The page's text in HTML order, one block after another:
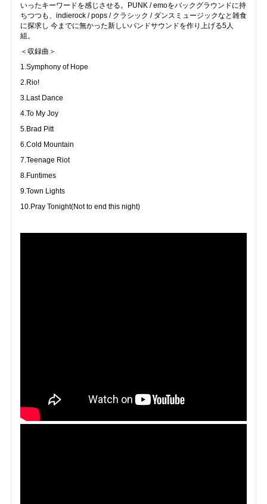
いったキーワードを感じさせる。PUNK / emoをバックグラウンドに持
ちつつも、indierock / pops / クラシック / ダンスミュージックなと雑食
に探求し 今までに無かった新しいバンドサウンドを作り上げる5人
組。
＜収録曲＞
1.Symphony of Hope
2.Rio!
3.Last Dance
4.To My Joy
5.Brad Pitt
6.Cold Mountain
7.Teenage Riot
8.Funtimes
9.Town Lights
10.Pray Tonight(Not to end this night)